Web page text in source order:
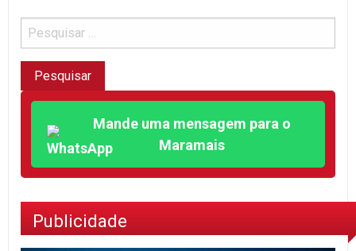
Mande uma mensagem para o
Maramais
Publicidade